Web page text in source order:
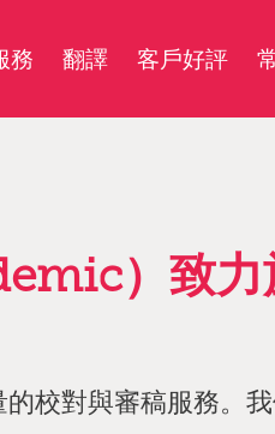
務 翻譯 客戶好評
）致力
校對與審稿服務。我